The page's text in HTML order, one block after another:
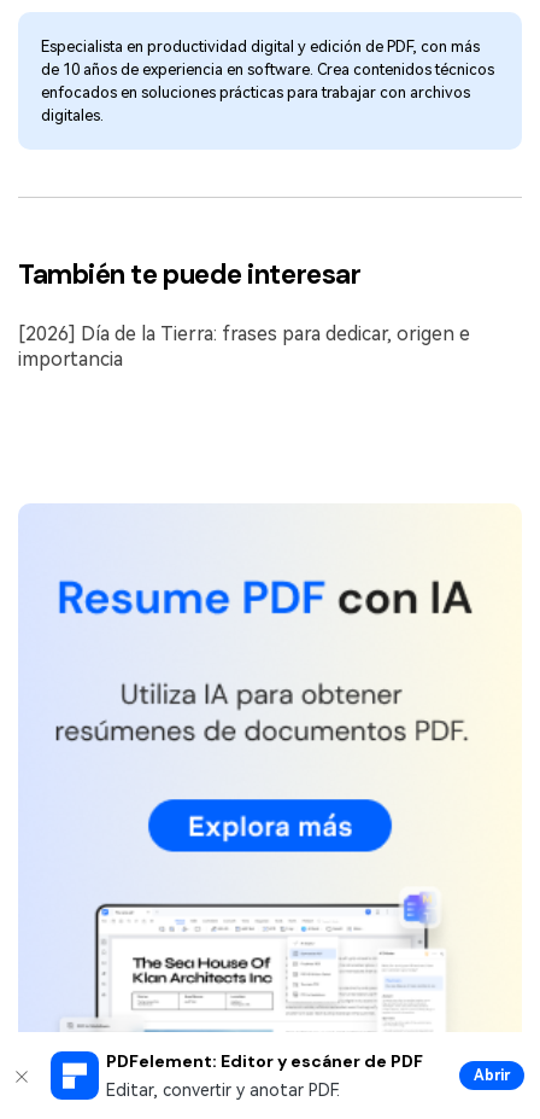
PDFelement: Editor y escáner de PDF
Editar, convertir y anotar PDF.
Abrir
Especialista en productividad digital y edición de PDF, con más
de 10 años de experiencia en software. Crea contenidos técnicos
enfocados en soluciones prácticas para trabajar con archivos
digitales.
También te puede interesar
[2026] Día de la Tierra: frases para dedicar, origen e
importancia